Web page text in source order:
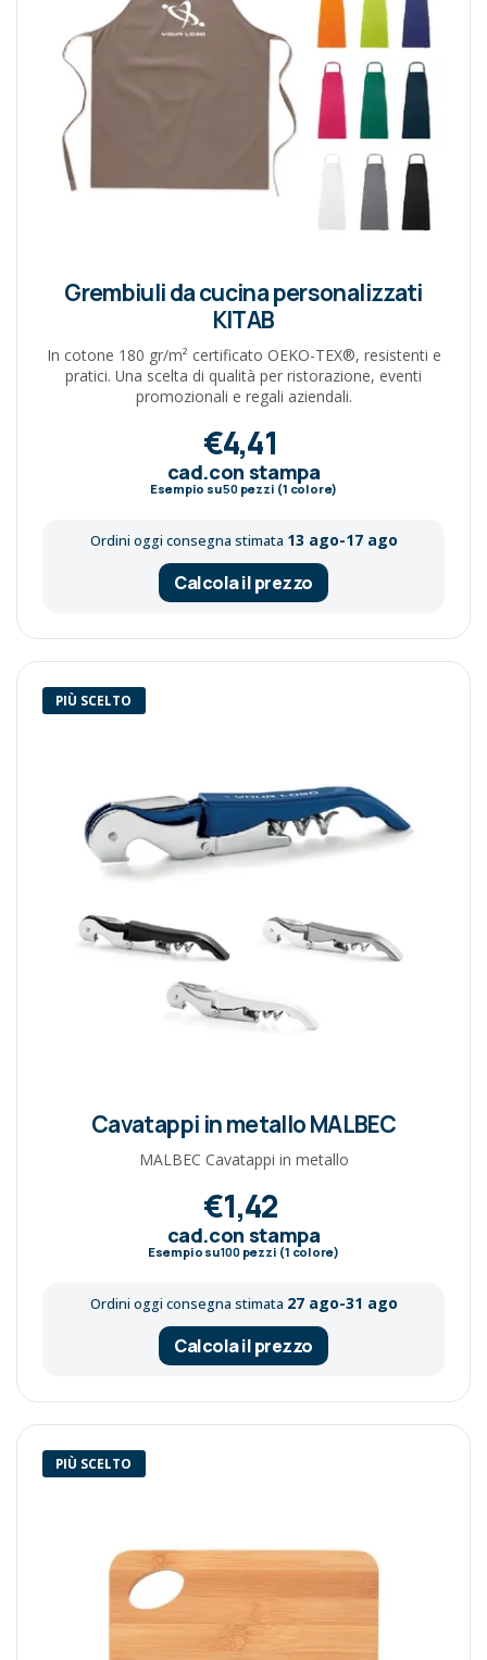
Grembiuli da cucina personalizzati
KITAB
In cotone 180 gr/m² certificato OEKO-TEX®, resistenti e
pratici. Una scelta di qualità per ristorazione, eventi
promozionali e regali aziendali.
€4,41
cad.con stampa
Esempio su50pezzi (1 colore)
Ordini oggi consegna stimata 13 ago-17 ago
Calcola il prezzo
PIÙ SCELTO
Cavatappi in metallo MALBEC
MALBEC Cavatappi in metallo
€1,42
cad.con stampa
Esempio su100pezzi (1 colore)
Ordini oggi consegna stimata 27 ago-31 ago
Calcola il prezzo
PIÙ SCELTO